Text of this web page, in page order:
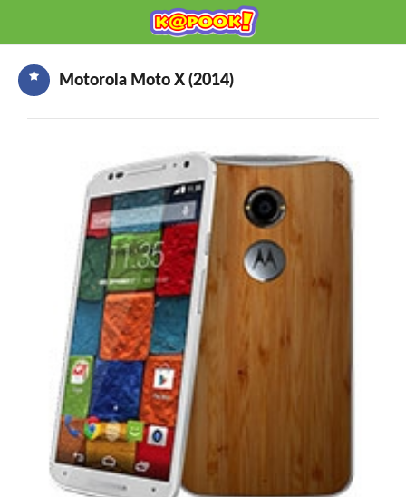
Mobile เช็กก่อนซื้อ
ราคามือถือ
มือถือรุ่นใหม่
ข่าวมือถือ
HOW TO มือถือ
อุปกรณ์เสริมมือถือ
โปรโมชั่นจากค่ายมือถือ
คลิปมือถือ
TOP 10 ข่าวมือถือ
Motorola Moto X (2014)